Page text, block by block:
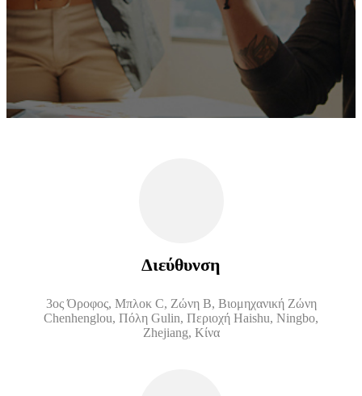
Διεύθυνση
3ος Όροφος, Μπλοκ C, Ζώνη B, Βιομηχανική Ζώνη
Chenhenglou, Πόλη Gulin, Περιοχή Haishu, Ningbo,
Zhejiang, Κίνα